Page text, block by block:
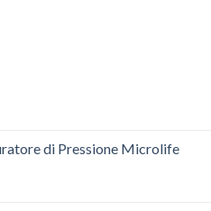
di Pressione Microlife